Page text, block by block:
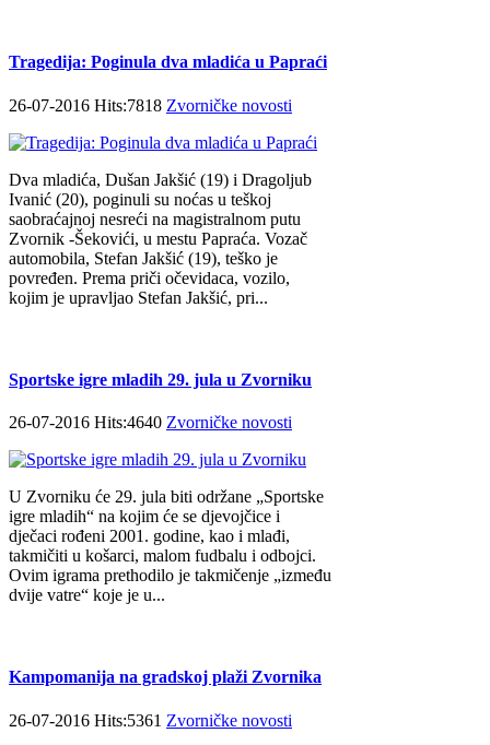
Tragedija: Poginula dva mladića u Papraći
26-07-2016 Hits:7818 Zvorničke novosti
Dva mladića, Dušan Jakšić (19) i Dragoljub
Ivanić (20), poginuli su noćas u teškoj
saobraćajnoj nesreći na magistralnom putu
Zvornik -Šekovići, u mestu Papraća. Vozač
automobila, Stefan Jakšić (19), teško je
povređen. Prema priči očevidaca, vozilo,
kojim je upravljao Stefan Jakšić, pri...
Sportske igre mladih 29. jula u Zvorniku
26-07-2016 Hits:4640 Zvorničke novosti
U Zvorniku će 29. jula biti održane „Sportske
igre mladih“ na kojim će se djevojčice i
dječaci rođeni 2001. godine, kao i mlađi,
takmičiti u košarci, malom fudbalu i odbojci.
Ovim igrama prethodilo je takmičenje „između
dvije vatre“ koje je u...
Kampomanija na gradskoj plaži Zvornika
26-07-2016 Hits:5361 Zvorničke novosti